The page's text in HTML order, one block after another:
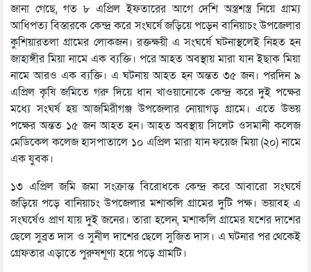
জানা গেছে, গত ৮ এপ্রিল ইফতারের আগে দেশি অস্ত্রশস্ত্র নিয়ে গ্রাম্য
আধিপত্য বিস্তারকে কেন্দ্র করে সংঘর্ষে জড়িয়ে পড়েন বানিয়াচং উপজেলার
কুশিয়ারতলা গ্রামের লোকজন। রক্তক্ষয়ী এ সংঘর্ষে ঘটনাস্থলেই নিহত হন
জাহাঙ্গীর মিয়া নামে এক ব্যক্তি। পরে আহত অবস্থায় মারা যান ইছাক মিয়া
নামে আরও এক ব্যক্তি। এ ঘটনায় আহত হন অন্তত ৩৫ জন। পরদিন ৯
এপ্রিল কৃষি জমিতে গরু দিয়ে ধান খাওয়ানোকে কেন্দ্র করে দুই পক্ষের
মধ্যে সংঘর্ষ হয় আজমিরীগঞ্জ উপজেলার নোয়াগড় গ্রামে। এতে উভয়
পক্ষের অন্তত ১৫ জন আহত হন। আহত অবস্থায় সিলেট ওসমানী কলেজ
মেডিকেল কলেজ হাসপাতালে ১০ এপ্রিল মারা যান ফয়েজ মিয়া (২০) নামে
এক যুবক।
১৩ এপ্রিল জমি জমা সংক্রান্ত বিরোধকে কেন্দ্র করে আবারো সংঘর্ষে
জড়িয়ে পড়ে বানিয়াচং উপজেলার মশাকলি গ্রামের দুটি পক্ষ। ভয়াবহ এ
সংঘর্ষেও প্রাণ যায় দুই জনের। তারা হলেন, মশাকলি গ্রামের যশের দাশের
ছেলে সুব্রত দাস ও সুনীল দাশের ছেলে সুজিত দাস। এ ঘটনার পর থেকেই
গ্রেফতার এড়াতে পুরুষশূণ্য হয়ে পড়ে গ্রামটি।